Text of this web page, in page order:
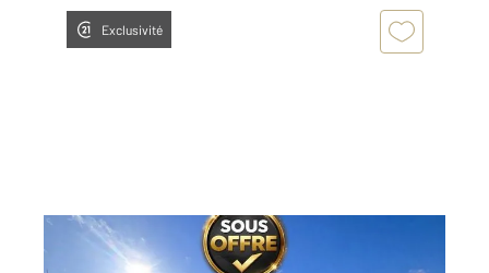
Exclusivité
ALBI 81